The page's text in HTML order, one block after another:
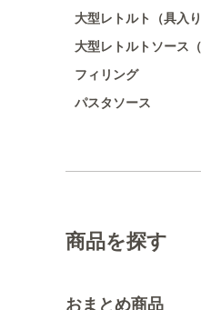
大型レトルト（具入り
大型レトルトソース（
フィリング
パスタソース
商品を探す
おまとめ商品